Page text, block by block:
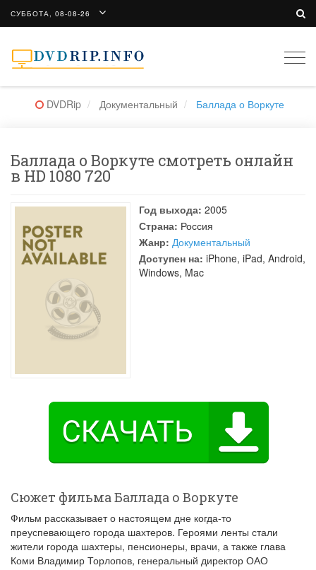
СУББОТА, 08-08-26
DVDRip Документальный Баллада о Воркуте
Баллада о Воркуте смотреть онлайн
в HD 1080 720
Год выхода: 2005
Страна: Россия
Жанр: Документальный
Доступен на: iPhone, iPad, Android,
Windows, Mac
Сюжет фильма Баллада о Воркуте
Фильм рассказывает о настоящем дне когда-то
преуспевающего города шахтеров. Героями ленты стали
жители города шахтеры, пенсионеры, врачи, а также глава
Коми Владимир Торлопов, генеральный директор ОАО